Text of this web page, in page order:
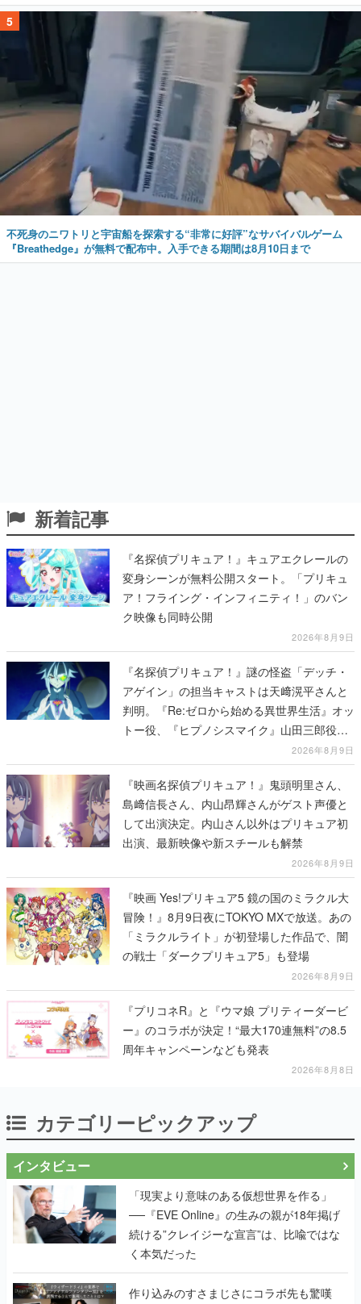
5
不死身のニワトリと宇宙船を探索する“非常に好評”なサバイバルゲーム
『Breathedge』が無料で配布中。入手できる期間は8月10日まで
新着記事
『名探偵プリキュア！』キュアエクレールの
変身シーンが無料公開スタート。「プリキュ
ア！フライング・インフィニティ！」のバン
ク映像も同時公開
2026年8月9日
『名探偵プリキュア！』謎の怪盗「デッチ・
アゲイン」の担当キャストは天﨑滉平さんと
判明。『Re:ゼロから始める異世界生活』オッ
トー役、『ヒプノシスマイク』山田三郎役な
2026年8月9日
『映画名探偵プリキュア！』鬼頭明里さん、
島﨑信長さん、内山昂輝さんがゲスト声優と
して出演決定。内山さん以外はプリキュア初
出演、最新映像や新スチールも解禁
2026年8月9日
『映画 Yes!プリキュア5 鏡の国のミラクル大
冒険！』8月9日夜にTOKYO MXで放送。あの
「ミラクルライト」が初登場した作品で、闇
の戦士「ダークプリキュア5」も登場
2026年8月9日
『プリコネR』と『ウマ娘 プリティーダービ
ー』のコラボが決定！“最大170連無料”の8.5
周年キャンペーンなども発表
2026年8月8日
カテゴリーピックアップ
インタビュー
「現実より意味のある仮想世界を作る」
──『EVE Online』の生みの親が18年掲げ
続ける”クレイジーな宣言”は、比喩ではな
く本気だった
作り込みのすさまじさにコラボ先も驚嘆